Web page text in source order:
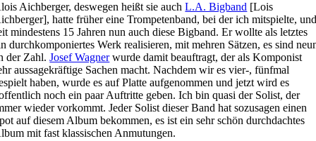
Aichberger, deswegen heißt sie auchL.A. Bigband [Lois
hatte früher eine Trompetenband, bei der ich mitspielte,
mindestens 15 Jahren nun auch diese Bigband. Er wollte als letztes
durchkomponiertes Werk realisieren, mit mehren Sätzen, es sind
der Zahl.Josef Wagnerwurde damit beauftragt, der als Komponist
aussagekräftige Sachen macht. Nachdem wir es vier-, fünfmal
haben, wurde es auf Platte aufgenommen und jetzt wird es
noch ein paar Auftritte geben. Ich bin quasi der Solist, der
wieder vorkommt. Jeder Solist dieser Band hat sozusagen einen
auf diesem Album bekommen, es ist ein sehr schön durchdachtes
mit fast klassischen Anmutungen.